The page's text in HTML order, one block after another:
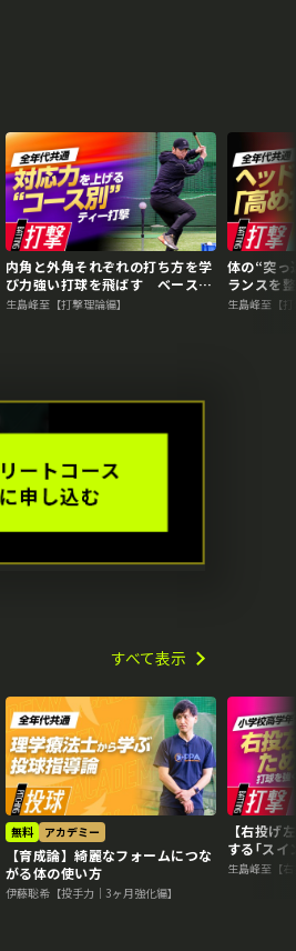
内角と外角それぞれの打ち方を学
び力強い打球を飛ばす ベースボ
ールアドバイザーの打撃力向上ド
生島峰至【打撃理論編】
体の“突っ
ランスを
ドバイザ
生島峰至【
すべて表示
無料 アカデミー
【育成論】綺麗なフォームにつな
がる体の使い方
伊藤聡希【投手力｜3ヶ月強化編】
【右投げ
する｢ス
#5
生島峰至【